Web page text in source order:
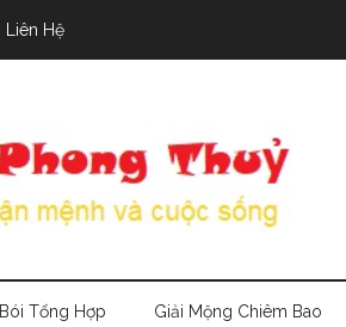
Liên Hệ
Bói Tổng Hợp Giải Mộng Chiêm Bao